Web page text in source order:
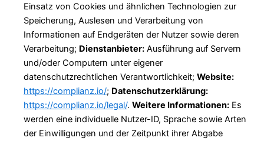
Einsatz von Cookies und ähnlichen Technologien zur
Speicherung, Auslesen und Verarbeitung von
Informationen auf Endgeräten der Nutzer sowie deren
Verarbeitung; Dienstanbieter: Ausführung auf Servern
und/oder Computern unter eigener
datenschutzrechtlichen Verantwortlichkeit; Website:
https://complianz.io/; Datenschutzerklärung:
https://complianz.io/legal/. Weitere Informationen: Es
werden eine individuelle Nutzer-ID, Sprache sowie Arten
der Einwilligungen und der Zeitpunkt ihrer Abgabe